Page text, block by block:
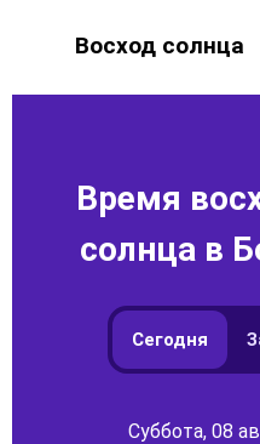
Восход солнца
Время
солнца в
Сегодня
Суббота, 08